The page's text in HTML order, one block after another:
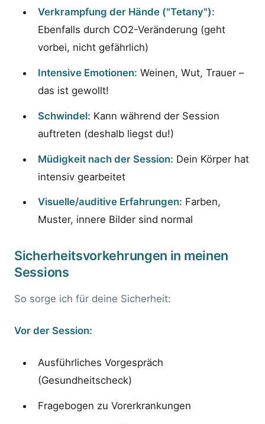
Verkrampfung der Hände ("Tetany"):
Ebenfalls durch CO2-Veränderung (geht
vorbei, nicht gefährlich)
Intensive Emotionen: Weinen, Wut, Trauer –
das ist gewollt!
Schwindel: Kann während der Session
auftreten (deshalb liegst du!)
Müdigkeit nach der Session: Dein Körper hat
intensiv gearbeitet
Visuelle/auditive Erfahrungen: Farben,
Muster, innere Bilder sind normal
Sicherheitsvorkehrungen in meinen
Sessions
So sorge ich für deine Sicherheit:
Vor der Session:
Ausführliches Vorgespräch
(Gesundheitscheck)
Fragebogen zu Vorerkrankungen